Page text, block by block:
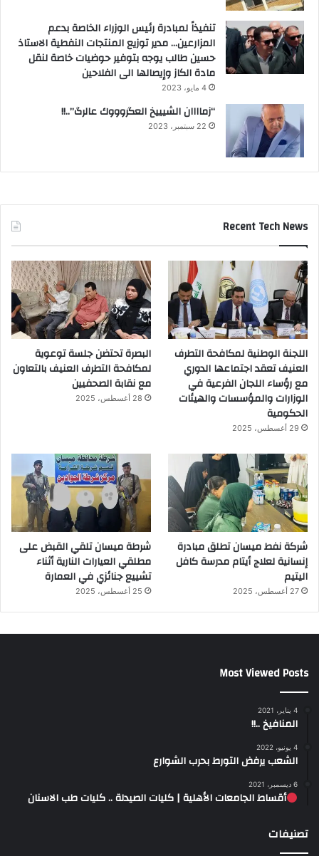
تنفيذاً لمبادرة رئيس الوزراء الخاصة بدعم
المزارعين… مدير توزيع المنتجات النفطية الاستاذ
حسين طالب يوجه بتوفير حوضيات خاصة لنقل
مادة الكاز وإيصالها الى الفلاحين
4 مايو، 2023
“زماااان الشيييخ العگروووك عالرگ”..!!
22 سبتمبر، 2023
Recent Tech News
اللجنة الوطنية لمكافحة التطرف
العنيف تعقد اجتماعها الدوري
مع رؤساء اللجان الفرعية في
الوزارات والمؤسسات والهيئات
الحكومية
29 أغسطس، 2025
البصرة تحتضن جلسة توعوية
لمكافحة التطرف العنيف بالتعاون
مع نقابة الصحفيين
28 أغسطس، 2025
شركة نفط ميسان تطلق مبادرة
إنسانية لعلاج أيتام مدرسة كافل
اليتيم
27 أغسطس، 2025
شرطة ميسان تلقي القبض على
مطلقي العيارات النارية أثناء
تشييع جنائزي في العمارة
25 أغسطس، 2025
Most Viewed Posts
4 يناير، 2021
المنافيخ ..!!
4 يونيو، 2022
الشعب يرفض التورط بحرب الشوارع
6 ديسمبر، 2021
أقساط الجامعات الأهلية | كليات الصيدلة .. كليات طب الاسنان
تصنيفات